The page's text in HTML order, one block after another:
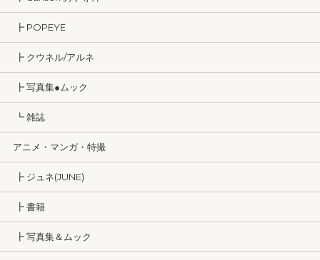
┣ POPEYE
┣ クウネル/アルネ
┣ 写真集●ムック
┗ 雑誌
アニメ・マンガ・特撮
┣ ジュネ(JUNE)
┣ 書籍
┣ 写真集＆ムック